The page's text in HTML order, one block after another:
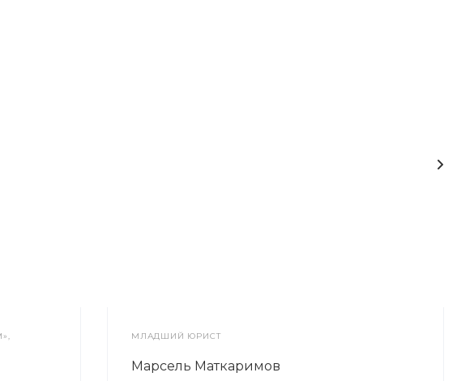
МЛАДШИЙ ЮРИСТ
Марсель Маткаримов